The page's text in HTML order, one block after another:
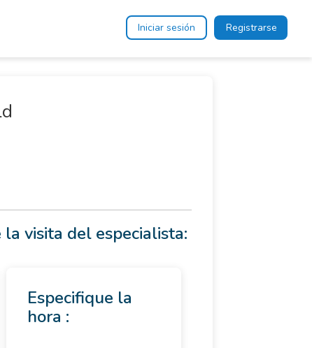
Iniciar sesión Registrarse
visita del especialista:
Especifique la
hora :